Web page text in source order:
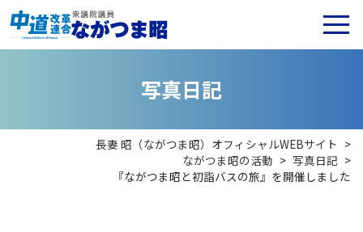
写真日記
長妻 昭（ながつま昭）オフィシャルWEBサイト >
ながつま昭の活動 > 写真日記 >
『ながつま昭と初詣バスの旅』を開催しました